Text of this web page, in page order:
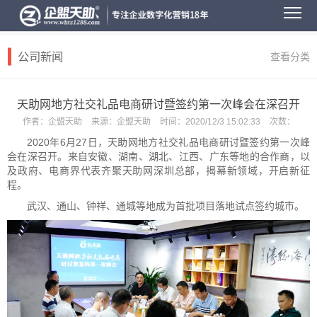
公司新闻 查看分类
天助网地方社交礼品电商研讨暨签约第一次峰会在深召开
作者： 企盟天助 来源： 企盟天助 时间： 2020/12/3 15:02:33 次数：
2020年6月 27 日，天助网地方社交礼品电商研讨暨签约第一次峰
会在深召开。来自安徽、湖南、湖北、江西、广东等地的合作商，以
及政府、电商界代表齐聚天助网深圳总部，揭幕新领域，开启新征
程。
武汉、通山、钟祥、通城等地成为首批项目落地试点签约城市。